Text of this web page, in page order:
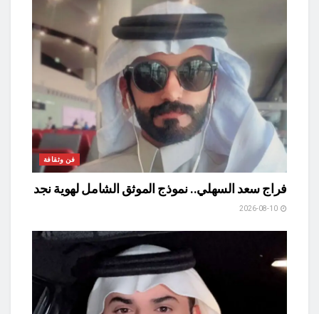
فن وثقافة
فراج سعد السهلي.. نموذج الموثق الشامل لهوية نجد